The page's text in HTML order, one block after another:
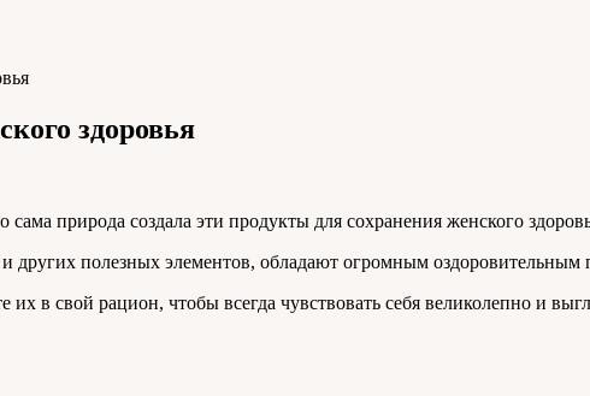
здоровья
природа создала эти продукты для сохранения женского
других полезных элементов, обладают огромным оздоровительным
их в свой рацион, чтобы всегда чувствовать себя великолепно и